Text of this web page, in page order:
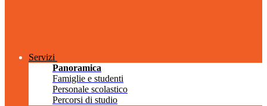
Servizi
Panoramica
Famiglie e studenti
Personale scolastico
Percorsi di studio